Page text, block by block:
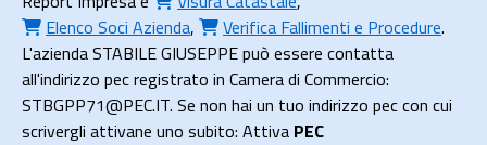
Elenco Soci Azienda, Verifica Fallimenti e Procedure.
L'azienda STABILE GIUSEPPE può essere contatta
all'indirizzo pec registrato in Camera di Commercio:
STBGPP71@PEC.IT. Se non hai un tuo indirizzo pec con cui
scrivergli attivane uno subito: Attiva PEC